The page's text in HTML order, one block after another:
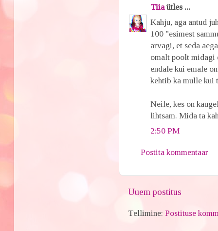
Tiiaütles ...
Kahju, aga antud
100 "esimest
arvagi, et seda
omalt poolt midagi
endale kui emale
kehtib ka mulle kui
Neile, kes on
lihtsam. Mida ta
2:50 PM
Postita kommentaar
Uuem postitus
Tellimine:Postituse